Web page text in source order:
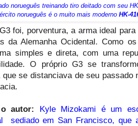
norueguês treinando tiro deitado com seu
norueguês é o muito mais modernoHK-
foi, porventura, a arma ideal
da Alemanha Ocidental. Como
simples e direta, com uma
O próprio G3 se
que se distanciava de seu passado
autor:
Kyle Mizokami é um
sediado em San Francisco, que